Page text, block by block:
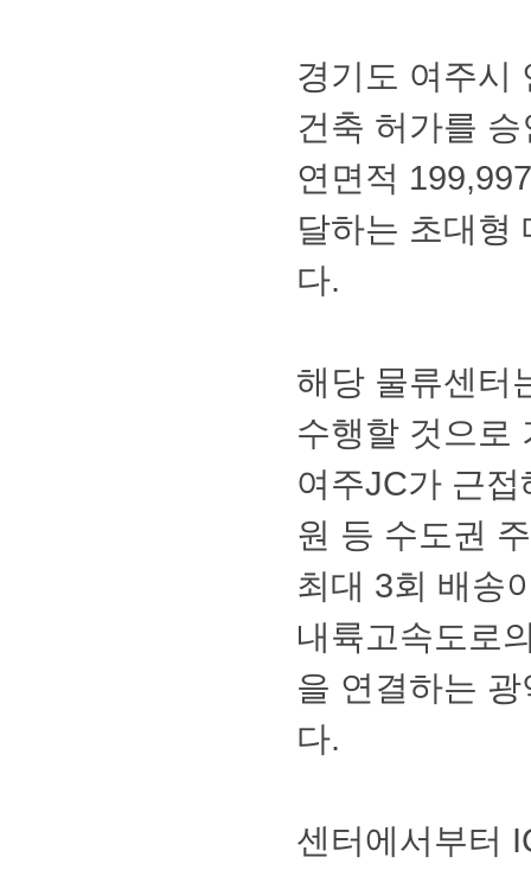
경기도여주
건축허가를
연면적
달하는초대
다.
해당물류센
수행할것으
여주JC가근
원등수도권
최대3회배송
내륙고속도
을연결하는
다.
센터에서부